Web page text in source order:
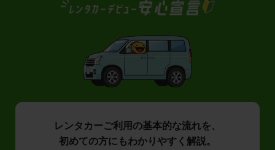
レンタカーご利用の基本的な流れを、
初めての方にもわかりやすく解説。